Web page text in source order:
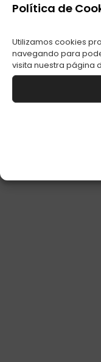
Política de
Utilizamos cookies
navegando para
visita nuestra página